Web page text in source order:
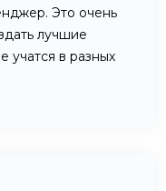
Это очень
лучшие
учатся в разных